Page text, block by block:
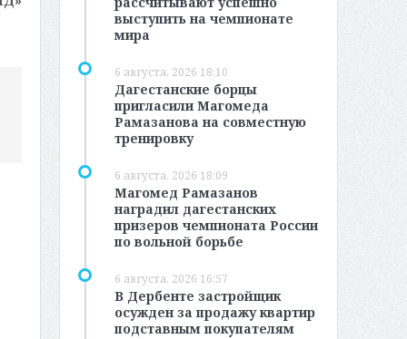
выступить на чемпионате
мира
6 августа, 2026 18:10
Дагестанские борцы
пригласили Магомеда
Рамазанова на совместную
тренировку
6 августа, 2026 18:09
Магомед Рамазанов
наградил дагестанских
призеров чемпионата России
по вольной борьбе
6 августа, 2026 16:57
В Дербенте застройщик
осужден за продажу квартир
подставным покупателям